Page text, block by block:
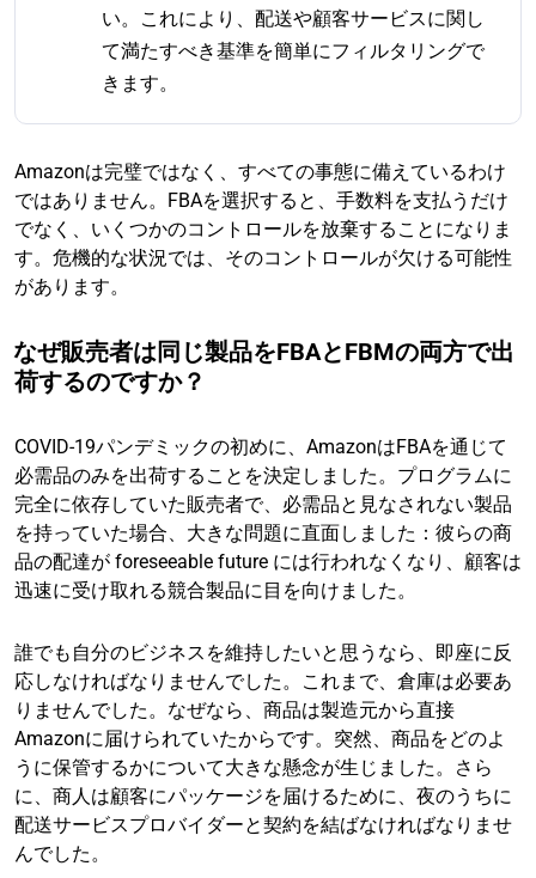
い。これにより、配送や顧客サービスに関し
て満たすべき基準を簡単にフィルタリングで
きます。
Amazonは完璧ではなく、すべての事態に備えているわけ
ではありません。FBAを選択すると、手数料を支払うだけ
でなく、いくつかのコントロールを放棄することになりま
す。危機的な状況では、そのコントロールが欠ける可能性
があります。
なぜ販売者は同じ製品をFBAとFBMの両方で出
荷するのですか？
COVID-19パンデミックの初めに、AmazonはFBAを通じて
必需品のみを出荷することを決定しました。プログラムに
完全に依存していた販売者で、必需品と見なされない製品
を持っていた場合、大きな問題に直面しました：彼らの商
品の配達が foreseeable future には行われなくなり、顧客は
迅速に受け取れる競合製品に目を向けました。
誰でも自分のビジネスを維持したいと思うなら、即座に反
応しなければなりませんでした。これまで、倉庫は必要あ
りませんでした。なぜなら、商品は製造元から直接
Amazonに届けられていたからです。突然、商品をどのよ
うに保管するかについて大きな懸念が生じました。さら
に、商人は顧客にパッケージを届けるために、夜のうちに
配送サービスプロバイダーと契約を結ばなければなりませ
んでした。